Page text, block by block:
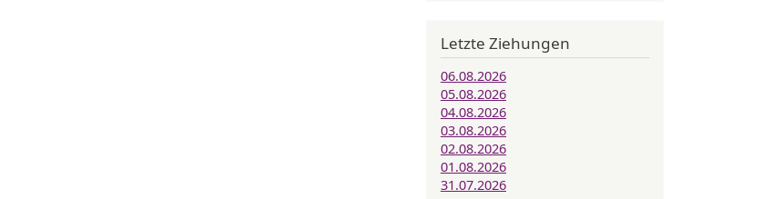
Letzte Ziehungen
06.08.2026
05.08.2026
04.08.2026
03.08.2026
02.08.2026
01.08.2026
31.07.2026